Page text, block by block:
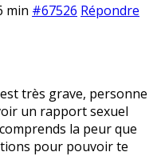
min #67526 Répondre
très grave, personne
un rapport sexuel
la peur que
pour pouvoir te